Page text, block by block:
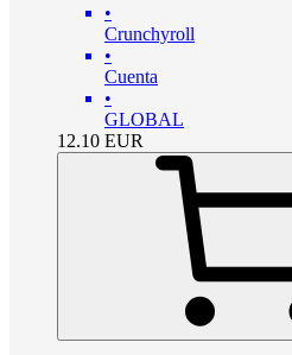
•
Crunchyroll
•
Cuenta
•
GLOBAL
12.10 EUR